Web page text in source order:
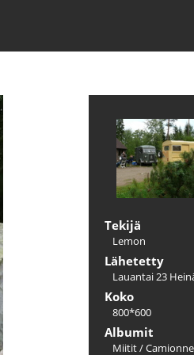
Tekijä
Lemon
Lähetetty
Lauantai 23
Koko
800*600
Albumit
Miitit/